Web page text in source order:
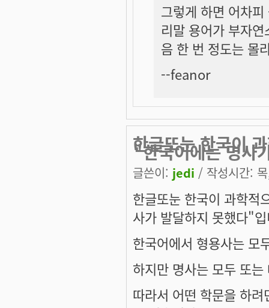
그렇게 하면 어차
리말 용어가 부자
음 한 번 정도는 몰
--feanor
한글또눈 한국이
"한국어에는 명사
글쓴이: jedi / 작성시간:
한글또눈 한국이 과학적
사가 발달하지 못했다"
한국어에서 형용사는 모
하지만 명사는 모두 또
따라서 어떤 학문을 하